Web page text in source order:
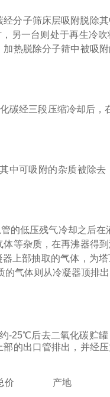
分子筛床层吸附脱除
另一台则处于再生冷
热脱除分子筛中被吸
碳经三段压缩冷却后，
中可吸附的杂质被除
的低压残气冷却之后在
等杂质，在再沸器得
上部抽取的气体，为
的气体则从冷凝器顶排
-25℃后去二氧化碳贮罐
的出口管排出，并经
价 产地